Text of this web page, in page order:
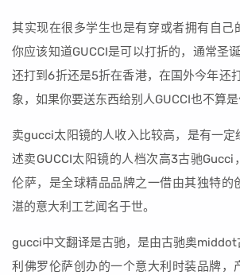
其实现在很多学生也是有穿或者拥有自己
你应该知道GUCCI是可以打折的，通常圣
还打到6折还是5折在香港，在国外今年还
象，如果你要送东西给别人GUCCI也不算是
卖gucci太阳镜的人收入比较高，是有一定
述卖GUCCI太阳镜的人档次高3古驰Gucci
伦萨，是全球精品品牌之一借由其独特的
湛的意大利工艺闻名于世。
gucci中文翻译是古驰，是由古驰奥middot
利佛罗伦萨创办的一个意大利时装品牌，